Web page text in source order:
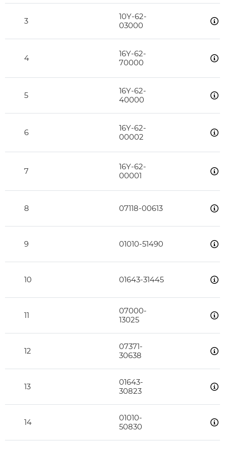
3
10Y-62-
03000
4
16Y-62-
70000
5
16Y-62-
40000
6
16Y-62-
00002
7
16Y-62-
00001
8 07118-00613
9 01010-51490
10 01643-31445
11
07000-
13025
12
07371-
30638
13
01643-
30823
14
01010-
50830